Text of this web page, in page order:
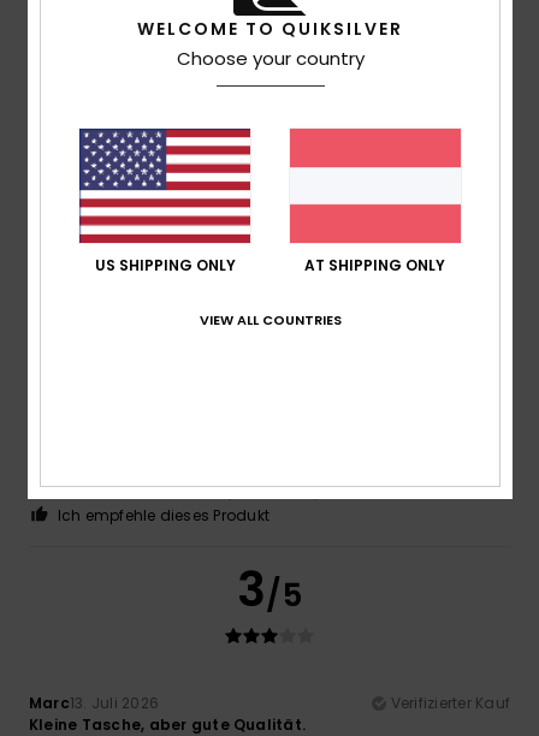
3/5
Barbara19. Juli 2026
Das Material
Original anzeigen - Italiano
Komfort: 4/5 Preis-Leistungs-Verhältnis
Perfekte GrößeMaterial: 2/5 Farbe
4/5
Perfekte GrößeMaterial: 3 Farbe: 5
Ich empfehle dieses Produkt
3/5
Marc13. Juli 2026
Verifizierter Kauf
Kleine Tasche, aber gute Qualität.
WELCOME TO QUIKSILVER
Choose your country
US SHIPPING ONLY AT SHIPPING ONLY
VIEW ALL COUNTRIES